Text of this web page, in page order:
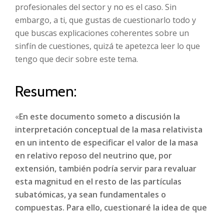
profesionales del sector y no es el caso. Sin
embargo, a ti, que gustas de cuestionarlo todo y
que buscas explicaciones coherentes sobre un
sinfín de cuestiones, quizá te apetezca leer lo que
tengo que decir sobre este tema.
Resumen:
«En este documento someto a discusión la
interpretación conceptual de la masa relativista
en un intento de especificar el valor de la masa
en relativo reposo del neutrino que, por
extensión, también podría servir para revaluar
esta magnitud en el resto de las partículas
subatómicas, ya sean fundamentales o
compuestas. Para ello, cuestionaré la idea de que